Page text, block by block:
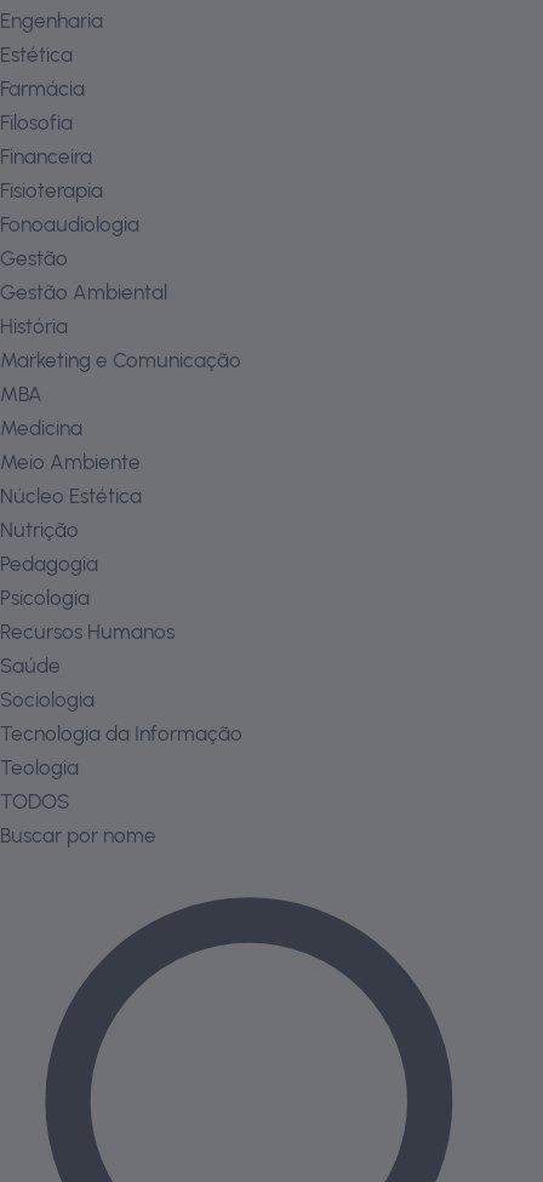
Engenharia
Estética
Farmácia
Filosofia
Financeira
Fisioterapia
Fonoaudiologia
Gestão
Gestão Ambiental
História
Marketing e Comunicação
MBA
Medicina
Meio Ambiente
Núcleo Estética
Nutrição
Pedagogia
Psicologia
Recursos Humanos
Saúde
Sociologia
Tecnologia da Informação
Teologia
TODOS
Buscar por nome